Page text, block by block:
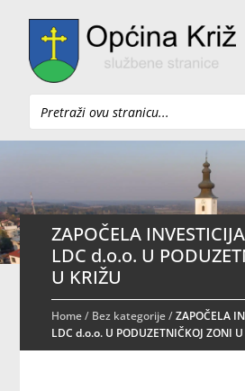
Pretraži
ZAPOČELA
LDC d.o.o. U
U KRIŽU
Home/ Bez kategorije/ZAPOČELA
LDC d.o.o. U PODUZETNIČKOJ ZONI